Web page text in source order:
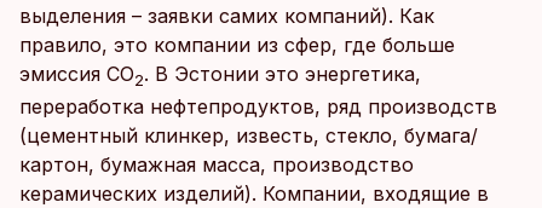
выделения – заявки самих компаний). Как
правило, это компании из сфер, где больше
эмиссия СО2. В Эстонии это энергетика,
переработка нефтепродуктов, ряд производств
(цементный клинкер, известь, стекло, бумага/
картон, бумажная масса, производство
керамических изделий). Компании, входящие в